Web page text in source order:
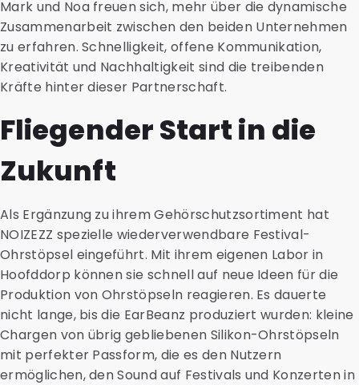
Mark und Noa freuen sich, mehr über die dynamische
Zusammenarbeit zwischen den beiden Unternehmen
zu erfahren. Schnelligkeit, offene Kommunikation,
Kreativität und Nachhaltigkeit sind die treibenden
Kräfte hinter dieser Partnerschaft.
Fliegender Start in die
Zukunft
Als Ergänzung zu ihrem Gehörschutzsortiment hat
NOIZEZZ spezielle wiederverwendbare Festival-
Ohrstöpsel eingeführt. Mit ihrem eigenen Labor in
Hoofddorp können sie schnell auf neue Ideen für die
Produktion von Ohrstöpseln reagieren. Es dauerte
nicht lange, bis die EarBeanz produziert wurden: kleine
Chargen von übrig gebliebenen Silikon-Ohrstöpseln
mit perfekter Passform, die es den Nutzern
ermöglichen, den Sound auf Festivals und Konzerten in